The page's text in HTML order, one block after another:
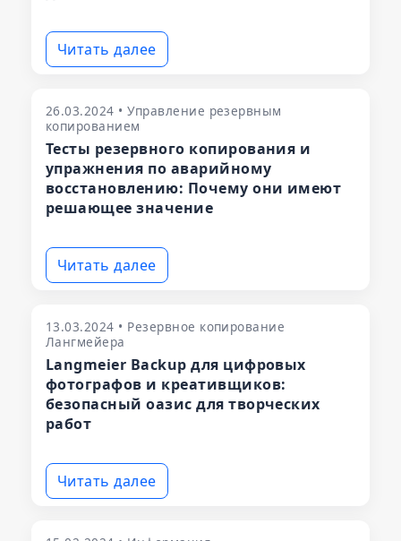
Читать далее
26.03.2024 • Управление резервным
копированием
Тесты резервного копирования и
упражнения по аварийному
восстановлению: Почему они имеют
решающее значение
Читать далее
13.03.2024 • Резервное копирование
Лангмейера
Langmeier Backup для цифровых
фотографов и креативщиков:
безопасный оазис для творческих
работ
Читать далее